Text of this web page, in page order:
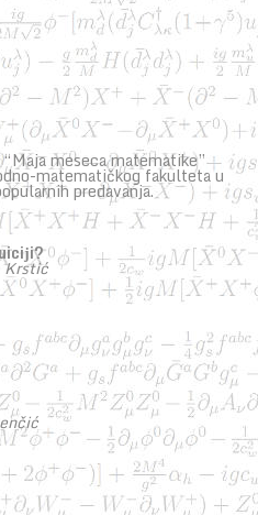
meseca matematike”
matematičkog fakulteta u
predavanja.
Krstić